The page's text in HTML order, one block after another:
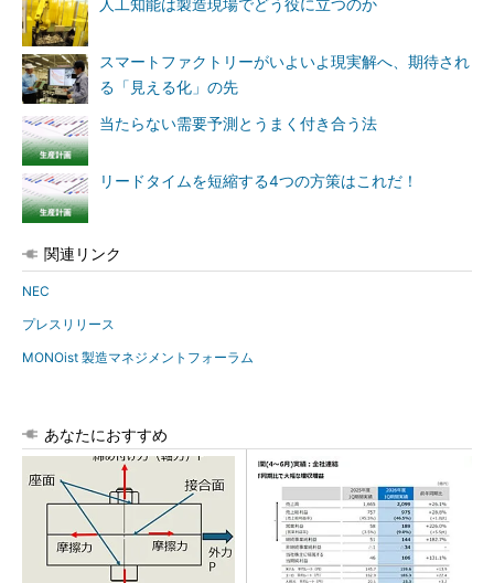
人工知能は製造現場でどう役に立つのか
スマートファクトリーがいよいよ現実解へ、期待され
る「見える化」の先
当たらない需要予測とうまく付き合う法
リードタイムを短縮する4つの方策はこれだ！
関連リンク
NEC
プレスリリース
MONOist 製造マネジメントフォーラム
あなたにおすすめ